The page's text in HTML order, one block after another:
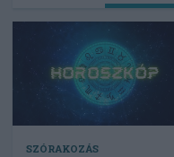
SZÓRAKOZÁS